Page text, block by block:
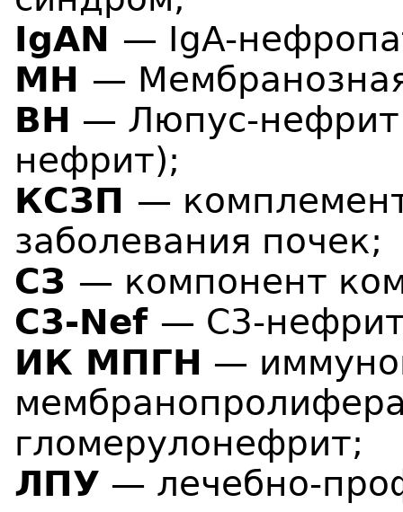
IgAN — IgA-
МН —
ВН — Люпус-нефрит
нефрит);
КСЗП —
заболевания почек;
СЗ — компонент
С3-Nef — C3-
ИК МПГН —
гломерулонефрит;
ЛПУ — лечебно-